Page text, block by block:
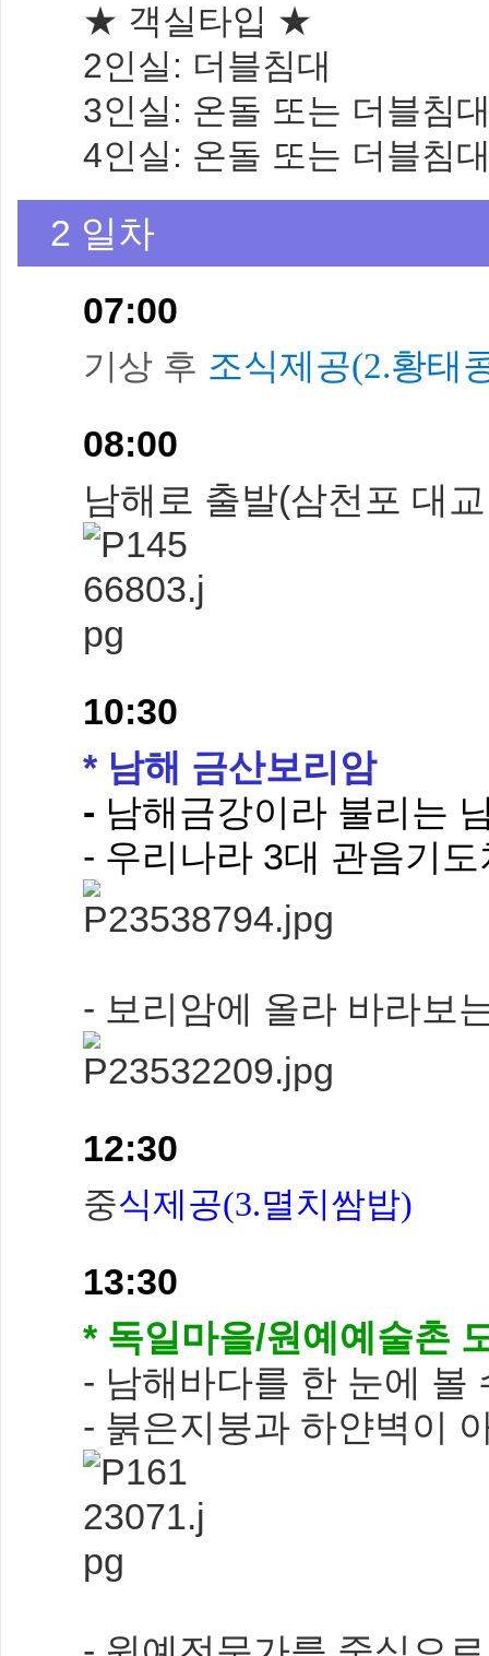
★ 객실타입 ★
2인실: 더블침대
3인실: 온돌 또는 더블침
4인실: 온돌 또는 더블침
2 일차
07:00
기상 후 조식제공(2.황태
08:00
남해로 출발(삼천포 대
10:30
* 남해 금산보리암
- 남해금강이라 불리는
- 우리나라 3대 관음기도
- 보리암에 올라 바라보
12:30
중식제공(3.멸치쌈밥)
13:30
* 독일마을/원예예술촌
- 남해바다를 한 눈에 볼
- 붉은지붕과 하얀벽이